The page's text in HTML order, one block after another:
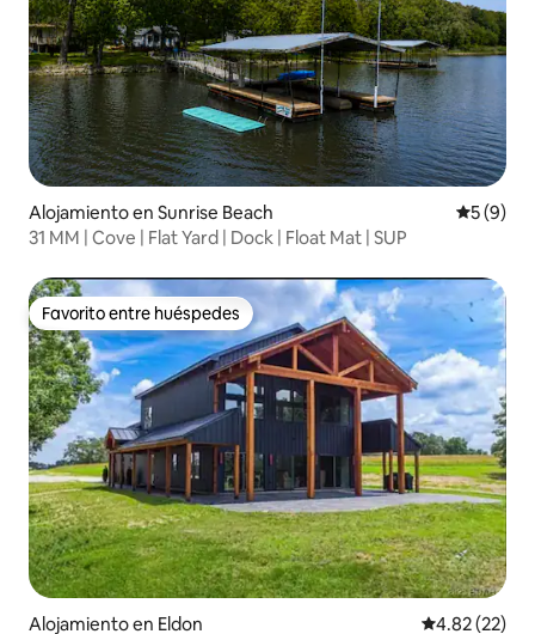
Alojamiento en Sunrise Beach
5 (9)
31 MM | Cove | Flat Yard | Dock | Float Mat | SUP
Favorito entre huéspedes
Favorito entre huéspedes
Alojamiento en Eldon Calificación
4.82 (22)